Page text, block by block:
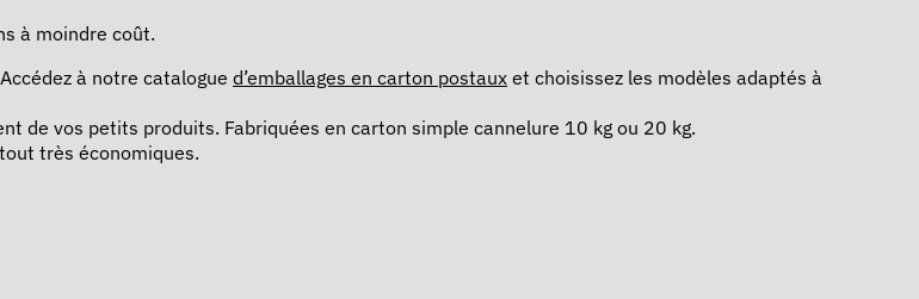
à moindre coût.
à notre catalogue d’emballages en carton postaux et choisissez les modèles adaptés à
de vos petits produits. Fabriquées en carton simple cannelure 10 kg ou 20 kg.
très économiques.